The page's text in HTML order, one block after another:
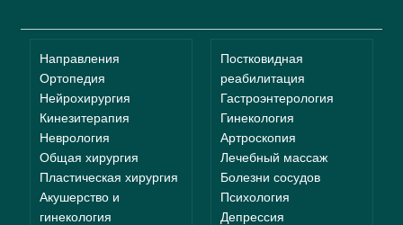
Направления
Ортопедия
Нейрохирургия
Кинезитерапия
Неврология
Общая хирургия
Пластическая хирургия
Акушерство и
гинекология
Постковидная
реабилитация
Гастроэнтерология
Гинекология
Артроскопия
Лечебный массаж
Болезни сосудов
Психология
Депрессия